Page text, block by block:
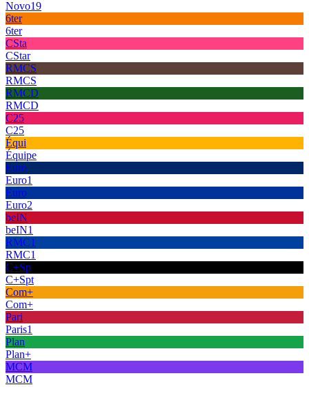
Novo19
6ter
6ter
CSta
CStar
RMCS
RMCS
RMCD
RMCD
C25
C25
Équi
Équipe
Euro
Euro1
Euro
Euro2
beIN
beIN1
RMC1
RMC1
C+Sp
C+Spt
Com+
Com+
Pari
Paris1
Plan
Plan+
MCM
MCM